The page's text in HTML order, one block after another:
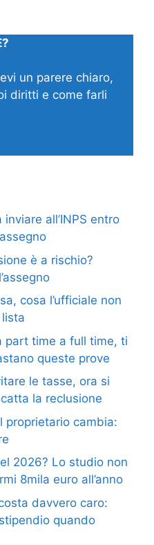
un parere chiaro,
diritti e come farli
all’INPS entro
è a rischio?
cosa l’ufficiale non
part time a full time, ti
queste prove
le tasse, ora si
la reclusione
proprietario cambia:
2026? Lo studio non
8mila euro all’anno
davvero caro:
quando